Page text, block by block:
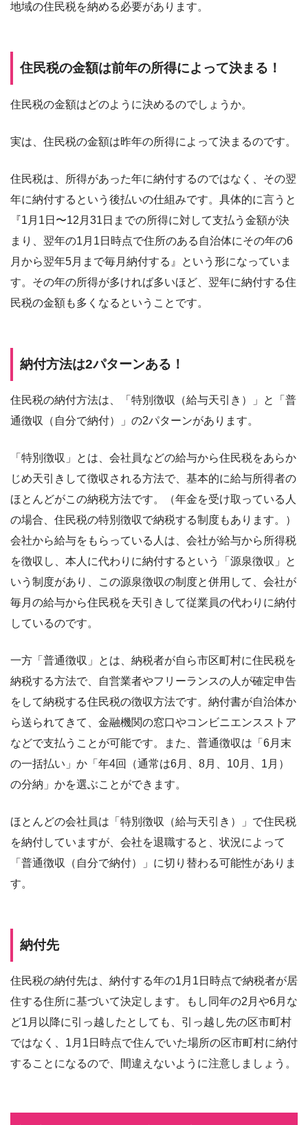
地域の住民税を納める必要があります。
住民税の金額は前年の所得によって決まる！
住民税の金額はどのように決めるのでしょうか。
実は、住民税の金額は昨年の所得によって決まるのです。
住民税は、所得があった年に納付するのではなく、その翌
年に納付するという後払いの仕組みです。具体的に言うと
『1月1日〜12月31日までの所得に対して支払う金額が決
まり、翌年の1月1日時点で住所のある自治体にその年の6
月から翌年5月まで毎月納付する』という形になっていま
す。その年の所得が多ければ多いほど、翌年に納付する住
民税の金額も多くなるということです。
納付方法は2パターンある！
住民税の納付方法は、「特別徴収（給与天引き）」と「普
通徴収（自分で納付）」の2パターンがあります。
「特別徴収」とは、会社員などの給与から住民税をあらか
じめ天引きして徴収される方法で、基本的に給与所得者の
ほとんどがこの納税方法です。（年金を受け取っている人
の場合、住民税の特別徴収で納税する制度もあります。）
会社から給与をもらっている人は、会社が給与から所得税
を徴収し、本人に代わりに納付するという「源泉徴収」と
いう制度があり、この源泉徴収の制度と併用して、会社が
毎月の給与から住民税を天引きして従業員の代わりに納付
しているのです。
一方「普通徴収」とは、納税者が自ら市区町村に住民税を
納税する方法で、自営業者やフリーランスの人が確定申告
をして納税する住民税の徴収方法です。納付書が自治体か
ら送られてきて、金融機関の窓口やコンビニエンスストア
などで支払うことが可能です。また、普通徴収は「6月末
の一括払い」か「年4回（通常は6月、8月、10月、1月）
の分納」かを選ぶことができます。
ほとんどの会社員は「特別徴収（給与天引き）」で住民税
を納付していますが、会社を退職すると、状況によって
「普通徴収（自分で納付）」に切り替わる可能性がありま
す。
納付先
住民税の納付先は、納付する年の1月1日時点で納税者が居
住する住所に基づいて決定します。もし同年の2月や6月な
ど1月以降に引っ越したとしても、引っ越し先の区市町村
ではなく、1月1日時点で住んでいた場所の区市町村に納付
することになるので、間違えないように注意しましょう。